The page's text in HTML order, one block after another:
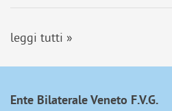
leggi tutti »
Ente Bilaterale Veneto F.V.G.